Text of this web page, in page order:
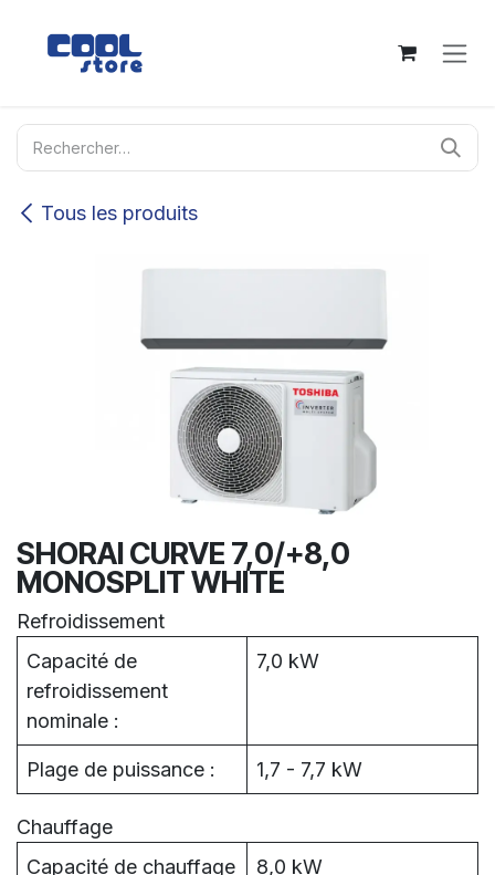
Tous les produits
SHORAI CURVE 7,0/+8,0
MONOSPLIT WHITE
Refroidissement
Capacité de
refroidissement
nominale :
7,0 kW
Plage de puissance : 1,7 - 7,7 kW
Chauffage
Capacité de chauffage
8,0 kW